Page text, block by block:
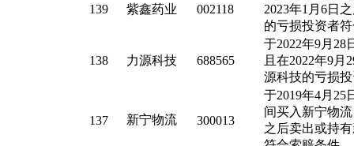
139 紫鑫药业 002118
2023年1月6日
的亏损投资者
138 力源科技 688565
于2022年9月28
且在2022年9月
源科技的亏损
137 新宁物流 300013
于2019年4月25
间买入新宁物
之后卖出或持